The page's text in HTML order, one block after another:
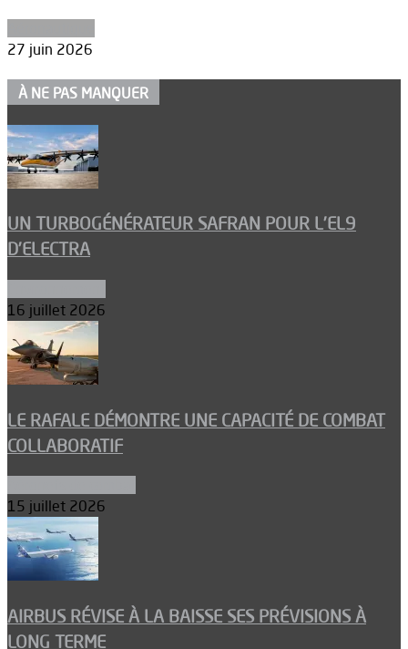
27 juin 2026
À NE PAS MANQUER
UN TURBOGÉNÉRATEUR SAFRAN POUR L’EL9
D’ELECTRA
16 juillet 2026
LE RAFALE DÉMONTRE UNE CAPACITÉ DE COMBAT
COLLABORATIF
15 juillet 2026
AIRBUS RÉVISE À LA BAISSE SES PRÉVISIONS À
LONG TERME